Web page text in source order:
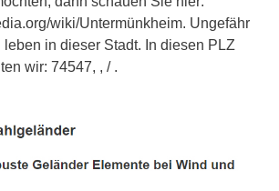
wiki/Untermünkheim. Ungefähr
leben in dieser Stadt. In diesen PLZ
wir: 74547, , / .